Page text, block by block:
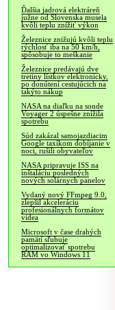
Ďalšia jadrová elektráreň
južne od Slovenska musela
kvôli teplu znížiť výkon
Železnice znižujú kvôli teplu
rýchlosť iba na 50 km/h,
spôsobuje to meškanie
Železnice predávajú dve
tretiny lístkov elektronicky,
po donútení cestujúcich na
takýto nákup
NASA na diaľku na sonde
Voyager 2 úspešne znížila
spotrebu
Súd zakázal samojazdiacim
Google taxíkom dobíjanie v
noci, rušili obyvateľov
NASA pripravuje ISS na
inštaláciu posledných
nových solárnych panelov
Vydaný nový FFmpeg 9.0,
zlepšil akceleráciu
profesionálnych formátov
videa
Microsoft v čase drahých
pamätí sľubuje
optimalizovať spotrebu
RAM vo Windows 11